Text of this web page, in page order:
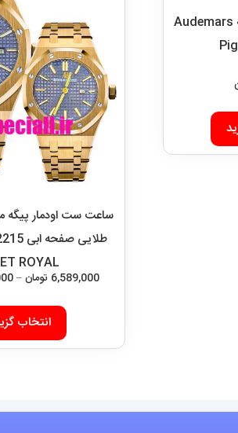
ساعت مچی زنانه اودمار پیگه Audemars
ساعت ست اودمار پیگه
ROYAL
6,589,000 تومان –
انتخاب